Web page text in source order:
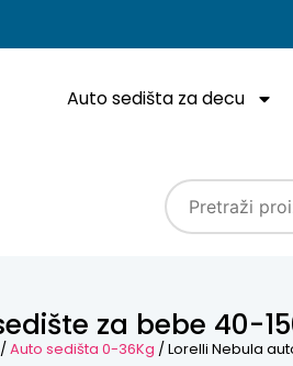
Auto sedišta za decu
za bebe 40-
/Auto sedišta 0-36Kg / Lorelli Nebula